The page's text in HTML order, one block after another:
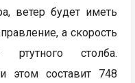
ветер будет иметь
а скорость
столба.
этом составит 748